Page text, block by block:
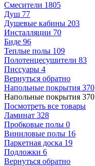
Смесители 1805
Душ 77
Душевые кабины 203
Инсталляции 70
Биде 96
Теплые полы 109
Полотенцесушители 83
Писсуары 4
Вернуться обратно
Напольные покрытия 370
Напольные покрытия 370
Посмотреть все товары
Ламинат 328
Пробковые полы 0
Виниловые полы 16
Паркетная доска 19
Подложки 6
Вернуться обратно